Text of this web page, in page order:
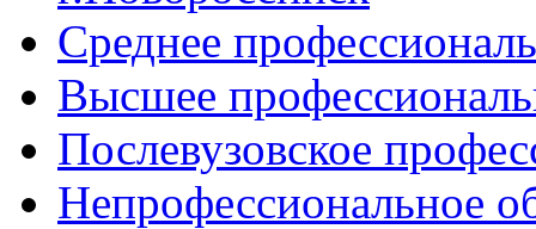
Среднее
Высшее
Послевузовское
Непрофессиональное